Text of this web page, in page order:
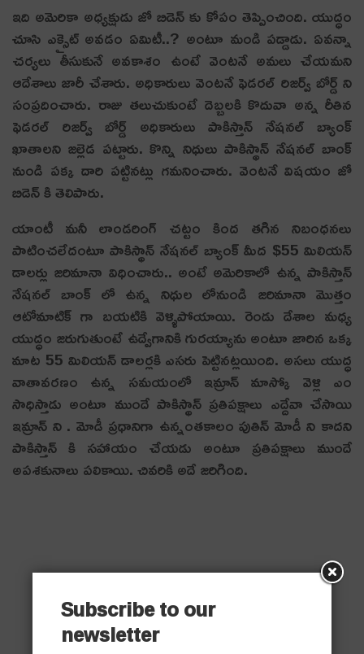
ఇది అమెరికా అధ్య‌క్షుడు జో బిడెన్ కు కోపం తెప్పించింది. యుద్ధం
చూసి ఎక్సైట్ అవడం ఏమిటీ..? అంటూ మండి పడ్డాడు. ఏవ‌న్నా
చ‌ర్య‌లు తీసుకునే అవ‌కాశం ఉంటే వెంట‌నే అమ‌లు చేయ‌మ‌ని
ఆదేశాలు జారీ చేశారు. అధికారులు వెంటనే ఫెడరల్ రిజర్వ్ బోర్డ్ ని
సంప్రదించారు. రాజు తలుచుకుంటే దెబ్బలకి కొదువా అన్న రీతిన
ఫెడరల్ రిజర్వ్ బోర్డ్ అధికారులు పాకిస్తాన్ నేషనల్ బ్యాంక్‌
ఖాతాలని జల్లెడ పట్టారు. కొన్ని నిధులు పాకిస్థాన్ నేషనల్ బాంక్
నుండి పక్క దారి పట్టినట్లు గమనించారు. వెంటనే విషయం జో
బిడెన్ కి తెలిపారు.
యాంటీ మనీ లాండరింగ్ చట్టం కింద తగిన నిబంధనలు
పాటించలేదంటూ పాకిస్థాన్ నేషనల్ బ్యాంక్‌ మీద $55 మిలియన్
డాలర్లు జరిమానా విధించారు.. అంటే అమెరికాలో ఉన్న పాకిస్తాన్
నేషనల్ బాంక్ లో ఉన్న నిధుల లోనుండి జరిమానా మొత్తం
ఆటోమాటిక్ గా బయటికి వెళ్ళిపోయాయి. రెండు దేశాల మధ్య
యుద్ధం జరుగుతుంటే ఉద్వేగానికి గురయ్యాను అంటూ జారిన ఒక్క
మాట 55 మిలియన్ డాలర్లకి ఎసరు పెట్టినట్లయింది. అసలు యుద్ధ
వాతావరణం ఉన్న సమయంలో ఇమ్రాన్ మాస్కో వెళ్లి ఎం
సాధిస్తాడు అంటూ ముందే పాకిస్థాన్ ప్రతిపక్షాలు ఎద్దేవా చేసాయి
ఇమ్రాన్ ని . మోడీ ప్రధానిగా ఉన్నంతకాలం పుతిన్ మోడీ ని కాదని
పాకిస్తాన్ కి సహాయం చేయడు అంటూ ప్రతిపక్షాలు ముందే
అపశకునాలు పలికాయి. చివరికి అదే జరిగింది.
Subscribe to our
newsletter